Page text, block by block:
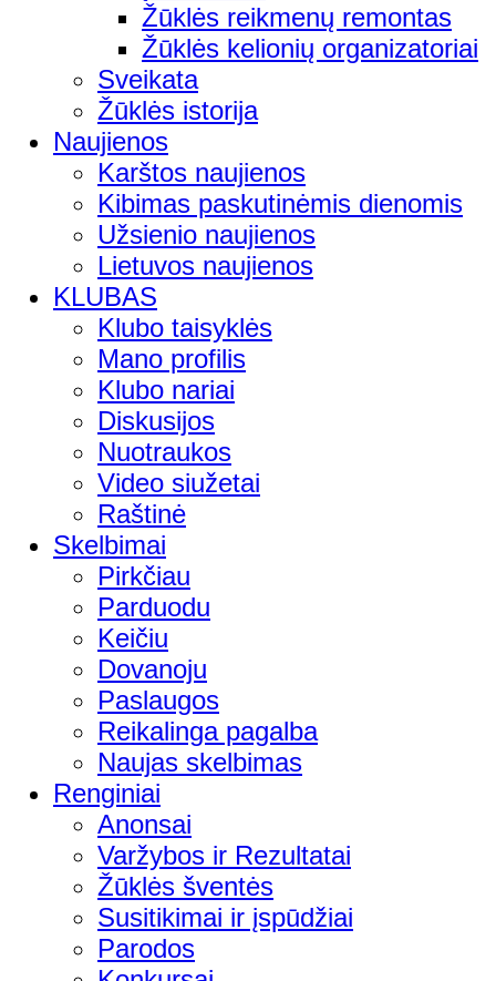
Žūklės reikmenų remontas
Žūklės kelionių organizatoriai
Sveikata
Žūklės istorija
Naujienos
Karštos naujienos
Kibimas paskutinėmis dienomis
Užsienio naujienos
Lietuvos naujienos
KLUBAS
Klubo taisyklės
Mano profilis
Klubo nariai
Diskusijos
Nuotraukos
Video siužetai
Raštinė
Skelbimai
Pirkčiau
Parduodu
Keičiu
Dovanoju
Paslaugos
Reikalinga pagalba
Naujas skelbimas
Renginiai
Anonsai
Varžybos ir Rezultatai
Žūklės šventės
Susitikimai ir įspūdžiai
Parodos